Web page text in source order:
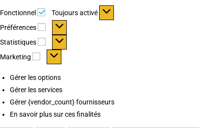
Fonctionnel Fonctionnel
Toujours activé
Préférences
Préférences
Statistiques Statistiques
Marketing Marketing
Gérer les options
Gérer les services
Gérer {vendor_count} fournisseurs
En savoir plus sur ces finalités